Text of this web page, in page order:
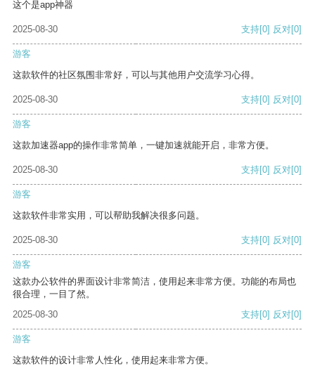
这个是app神器
2025-08-30 支持[0] 反对[0]
游客
这款软件的社区氛围非常好，可以与其他用户交流学习心得。
2025-08-30 支持[0] 反对[0]
游客
这款加速器app的操作非常简单，一键加速就能开启，非常方便。
2025-08-30 支持[0] 反对[0]
游客
这款软件非常实用，可以帮助我解决很多问题。
2025-08-30 支持[0] 反对[0]
游客
这款办公软件的界面设计非常简洁，使用起来非常方便。功能的布局也
很合理，一目了然。
2025-08-30
支持[0] 反对[0]
游客
这款软件的设计非常人性化，使用起来非常方便。